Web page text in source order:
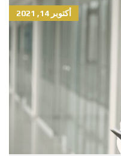
أكتوبر 14, 2021